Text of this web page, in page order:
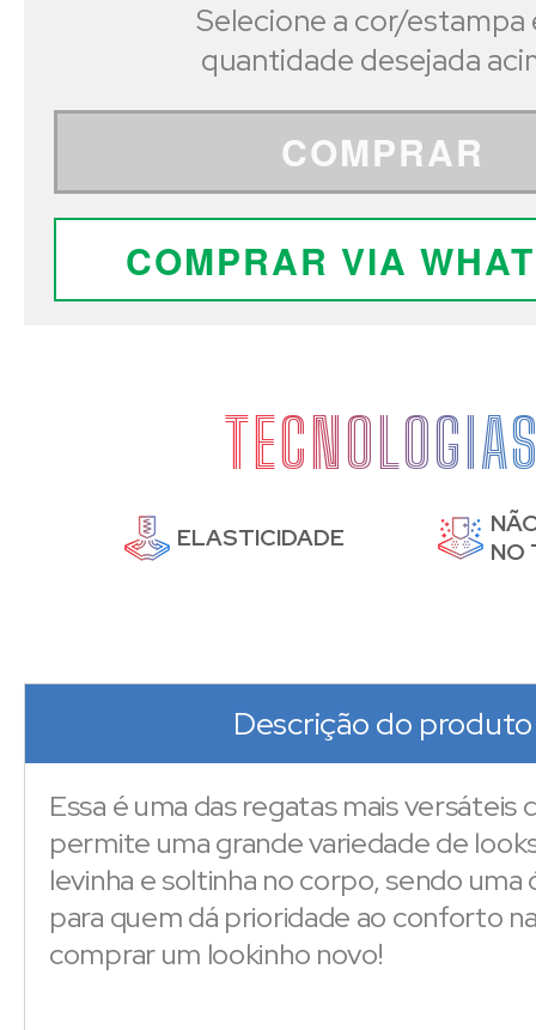
Selecione a cor/estampa
quantidade desejada
COMPRAR
COMPRAR VIA
ELASTICIDADE
NO
Descrição do produto
Essa é uma das regatas mais versáteis
permite uma grande variedade de
levinha e soltinha no corpo, sendo uma
para quem dá prioridade ao conforto
comprar um lookinho novo!